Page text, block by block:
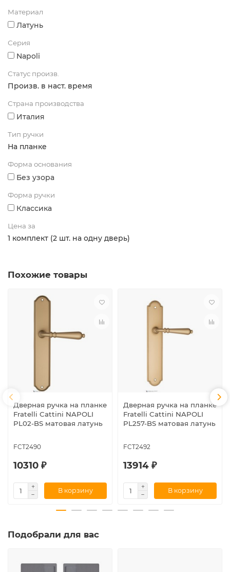
Материал
Латунь
Серия
Napoli
Статус произв.
Произв. в наст. время
Страна производства
Италия
Тип ручки
На планке
Форма основания
Без узора
Форма ручки
Классика
Цена за
1 комплект (2 шт. на одну дверь)
Похожие товары
Дверная ручка на планке
Fratelli Cattini NAPOLI
PL02-BS матовая латунь
FCT2490
10310 ₽
В корзину
Дверная ручка на планке
Fratelli Cattini NAPOLI
PL257-BS матовая латунь
FCT2492
13914 ₽
В корзину
Подобрали для вас